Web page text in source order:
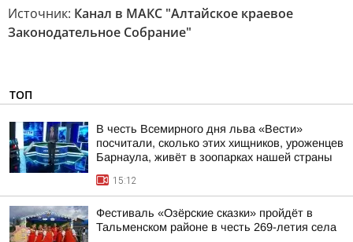
Источник: Канал в МАКС "Алтайское краевое
Законодательное Собрание"
ТОП
В честь Всемирного дня льва «Вести»
посчитали, сколько этих хищников, уроженцев
Барнаула, живёт в зоопарках нашей страны
15:12
Фестиваль «Озёрские сказки» пройдёт в
Тальменском районе в честь 269-летия села